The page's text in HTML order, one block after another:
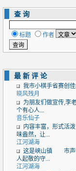
查询
标题 作者
最新评论
我市小棋手省赛创
晓风残月
为朋友们做宣传,李
个有心人...
音乐仙子
内容丰富，形式活
味盎然，让...
江河湖海
这是峡山镇 市声
人起敬的守...
江河湖海